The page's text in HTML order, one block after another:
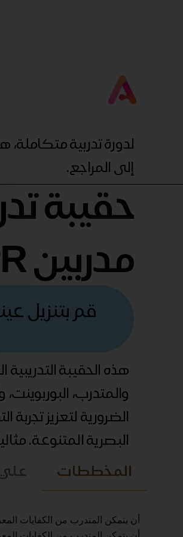
لدورة تدربية
إلى المراجع.
حقيبة
مدربين FA&CPR
قم بتنزيل
هذه الحقيبة
والمتدرب،
الضرورية لتعزيز
البصرية المتنوعة.
المخططات
أن يتمكن المتدرب من الكفايات